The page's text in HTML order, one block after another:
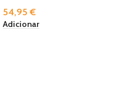
54,95€
Adicionar